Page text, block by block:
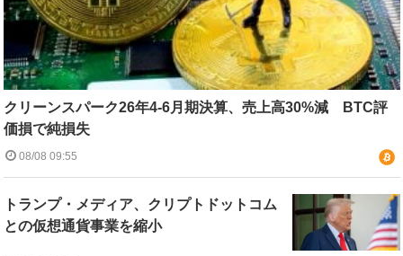
クリーンスパーク26年4-6月期決算、売上高30%減 BTC評
価損で純損失
08/08 09:55
トランプ・メディア、クリプトドットコム
との仮想通貨事業を縮小